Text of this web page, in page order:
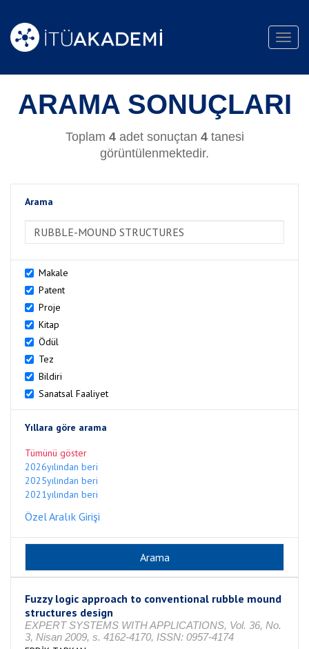
ARAMA SONUÇLARI
Toplam 4adet sonuçtan 4tanesi
görüntülenmektedir.
Arama
>Arama
Makale
Patent
Proje
Kitap
Ödül
Tez
Bildiri
Sanatsal Faaliyet
Yıllara göre arama
Tümünü göster
2026yılından beri
2025yılından beri
2021yılından beri
Özel Aralık Girişi
Fuzzy logic approach to conventional rubble mound
structures design
EXPERT SYSTEMS WITH APPLICATIONS, Vol. 36, No.
3, Nisan 2009, s. 4162-4170, ISSN: 0957-4174